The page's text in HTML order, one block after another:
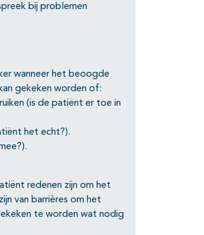
bij problemen
wanneer het beoogde
gekeken worden of:
(is de patiënt er toe in
het echt?).
redenen zijn om het
van barrières om het
te worden wat nodig